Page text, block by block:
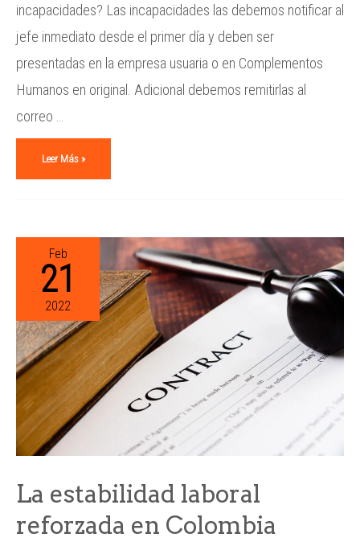
incapacidades? Las incapacidades las debemos notificar al
jefe inmediato desde el primer día y deben ser
presentadas en la empresa usuaria o en Complementos
Humanos en original. Adicional debemos remitirlas al
correo …
Leer Más »
Feb
21
2022
La estabilidad laboral
reforzada en Colombia